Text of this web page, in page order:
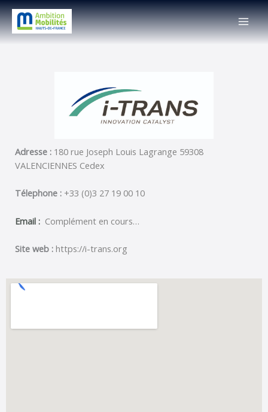
Skip
to
content
Adresse : 180 rue Joseph Louis Lagrange 59308
VALENCIENNES Cedex
Télephone : +33 (0)3 27 19 00 10
Email : Complément en cours…
Site web : https://i-trans.org